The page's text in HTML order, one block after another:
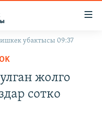
убактысы 09:37
жолго
сотко